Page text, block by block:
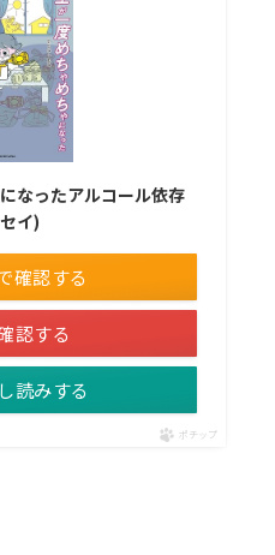
なったアルコール依存
イ)
確認する
認する
読みする
ポチップ